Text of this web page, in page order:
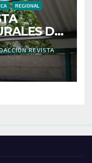
REGIONAL
DE
REVISTA